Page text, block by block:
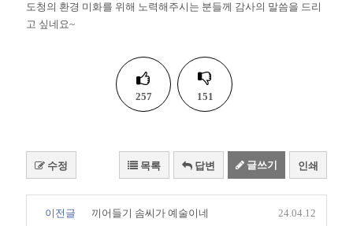
도청의 환경 미화를 위해 노력해주시는 분들께 감사의 말씀을 드리
고 싶네요~
257 151
수정 목록 답변 글쓰기 인쇄
이전글 끼어들기 솜씨가 예술이네 24.04.12